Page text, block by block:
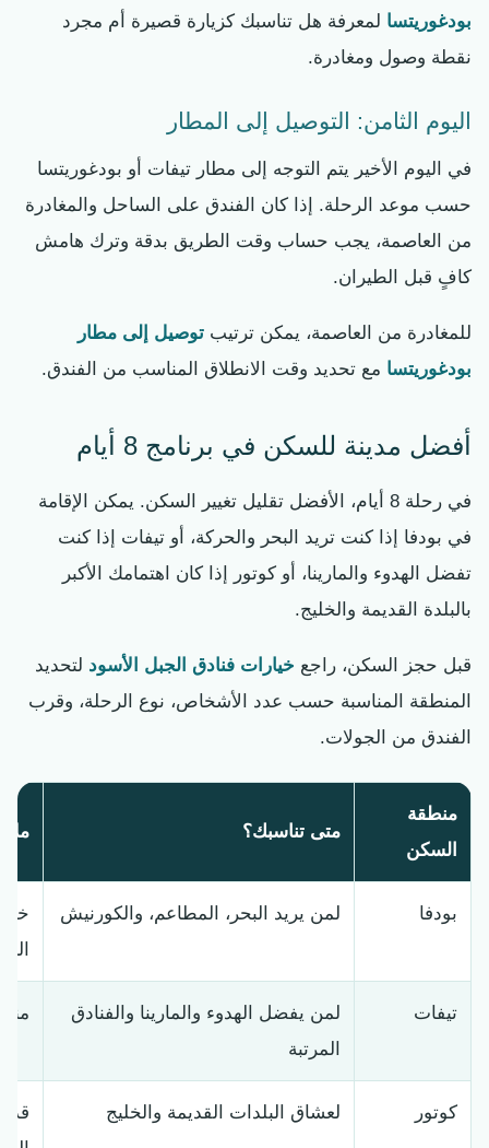
بودغوريتسا لمعرفة هل تناسبك كزيارة قصيرة أم مجرد
نقطة وصول ومغادرة.
اليوم الثامن: التوصيل إلى المطار
في اليوم الأخير يتم التوجه إلى مطار تيفات أو بودغوريتسا
حسب موعد الرحلة. إذا كان الفندق على الساحل والمغادرة
من العاصمة، يجب حساب وقت الطريق بدقة وترك هامش
كافٍ قبل الطيران.
للمغادرة من العاصمة، يمكن ترتيب توصيل إلى مطار
بودغوريتسا مع تحديد وقت الانطلاق المناسب من الفندق.
أفضل مدينة للسكن في برنامج 8 أيام
في رحلة 8 أيام، الأفضل تقليل تغيير السكن. يمكن الإقامة
في بودفا إذا كنت تريد البحر والحركة، أو تيفات إذا كنت
تفضل الهدوء والمارينا، أو كوتور إذا كان اهتمامك الأكبر
بالبلدة القديمة والخليج.
قبل حجز السكن، راجع خيارات فنادق الجبل الأسود لتحديد
المنطقة المناسبة حسب عدد الأشخاص، نوع الرحلة، وقرب
الفندق من الجولات.
منطقة
السكن
متى تناسبك؟
بودفا لمن يريد البحر، المطاعم، والكورنيش
تيفات
لمن يفضل الهدوء والمارينا والفنادق
المرتبة
كوتور لعشاق البلدات القديمة والخليج
قد